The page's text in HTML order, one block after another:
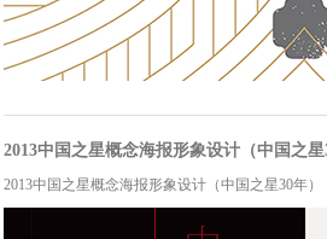
2013中国之星概念海报形象设计（中国之
2013中国之星概念海报形象设计（中国之星30年）